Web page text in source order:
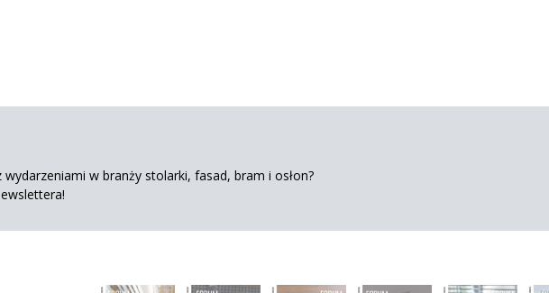
wydarzeniami w branży stolarki, fasad, bram i osłon?